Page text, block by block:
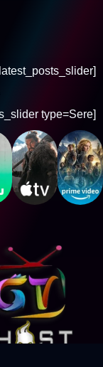
[latest_posts_slider ]
[latest_posts_slider type=Sere ]